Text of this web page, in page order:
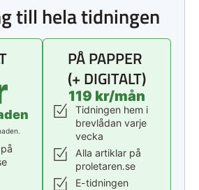
till hela tidningen
PÅ PAPPER
(+ DIGITALT)
119 kr/mån
Tidningen hem i
brevlådan varje
vecka
Alla artiklar på
proletaren.se
E-tidningen